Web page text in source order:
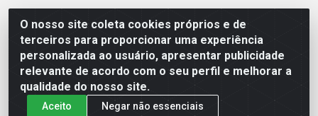
O nosso site coleta cookies próprios e de
terceiros para proporcionar uma experiência
personalizada ao usuário, apresentar publicidade
relevante de acordo com o seu perfil e melhorar a
qualidade do nosso site.
Aceito Negar não essenciais
Guaraves - PB 075 KM 2, S/N - Zona Rural, Guarabira/PB
- CEP 58.200-000 - CNPJ 12.727.145/0001-78